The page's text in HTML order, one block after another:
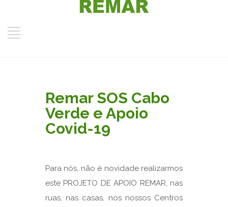
Remar SOS Cabo
Verde e Apoio
Covid-19
Para nós, não é novidade realizarmos
este PROJETO DE APOIO REMAR, nas
ruas, nas casas, nos nossos Centros